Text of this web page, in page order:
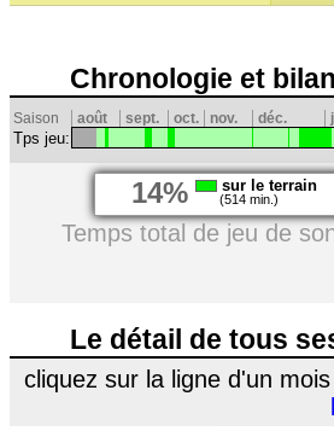
Chronologie et
Saison août sept. oct. nov. déc.
Tps jeu:
14% sur le terrain
(514 min.)
Temps total de jeu de
Le détail de tous
cliquez sur la ligne d'un